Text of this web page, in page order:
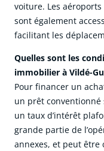
voiture. Les
sont également
facilitant les
Quelles sont les
immobilier à Vildé-
Pour financer un
un prêt conventionné
un taux d’intérêt
grande partie de
annexes, et peut être